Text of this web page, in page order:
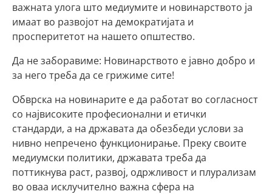
важната улога што медиумите и новинарството ја
имаат во развојот на демократијата и
просперитетот на нашето општество.
Да не заборавиме: Новинарството е јавно добро и
за него треба да се грижиме сите!
Обврска на новинарите е да работат во согласност
со највисоките професионални и етички
стандарди, а на државата да обезбеди услови за
нивно непречено функционирање. Преку своите
медиумски политики, државата треба да
поттикнува раст, развој, одржливост и плурализам
во оваа исклучително важна сфера на